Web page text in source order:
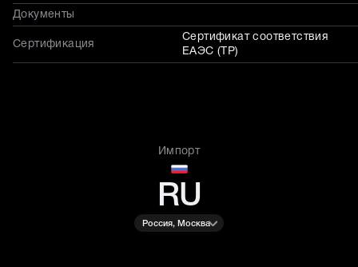
Документы
Сертификация
Сертификат соответствия
ЕАЭС (ТР)
Импорт
RU
Россия, Москва